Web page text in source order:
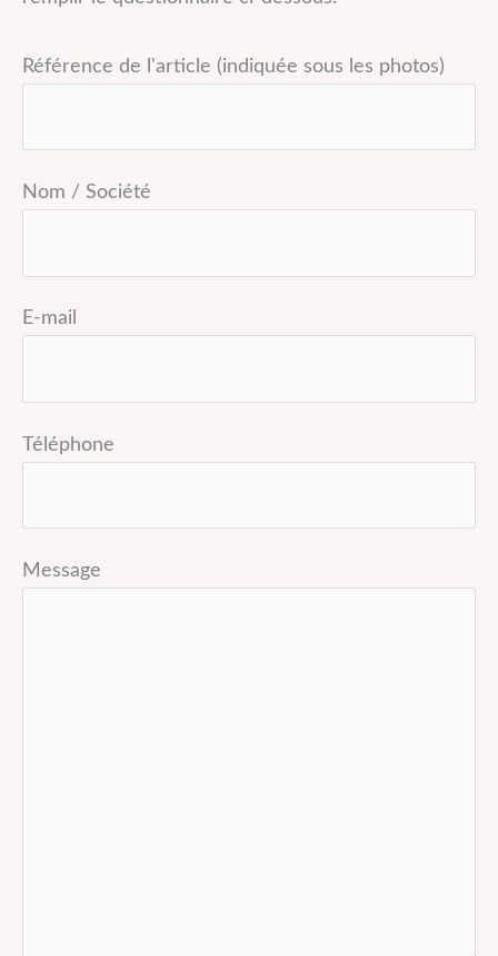
Référence de l'article (indiquée sous les photos)
Nom / Société
E-mail
Téléphone
Message